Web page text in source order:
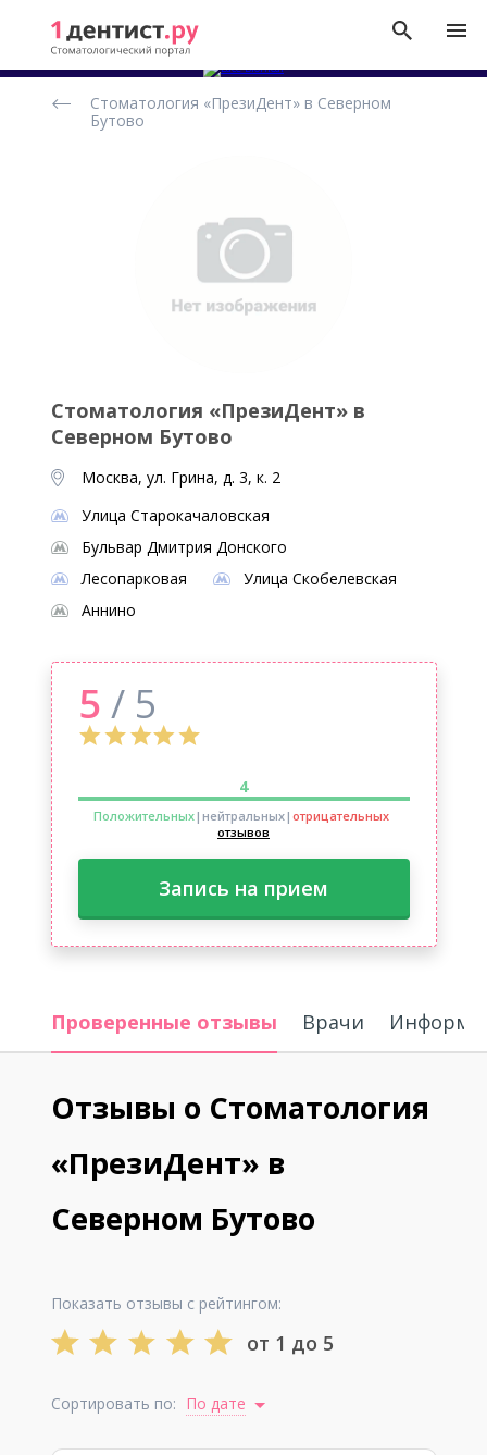
стоматологических
Стоматология «ПрезиДент» в Северном
Бутово
Стоматология «ПрезиДент» в
Северном Бутово
Москва, ул. Грина, д. 3, к. 2
Улица Старокачаловская
Бульвар Дмитрия Донского
Лесопарковая
Улица Скобелевская
Аннино
5 / 5
4
Положительных|нейтральных| отрицательных
отзывов
Запись на прием
Проверенные отзывы Врачи
Отзывы о Стоматология
«ПрезиДент» в
Северном Бутово
Показать отзывы с рейтингом:
от 1 до 5
Сортировать по: По дате